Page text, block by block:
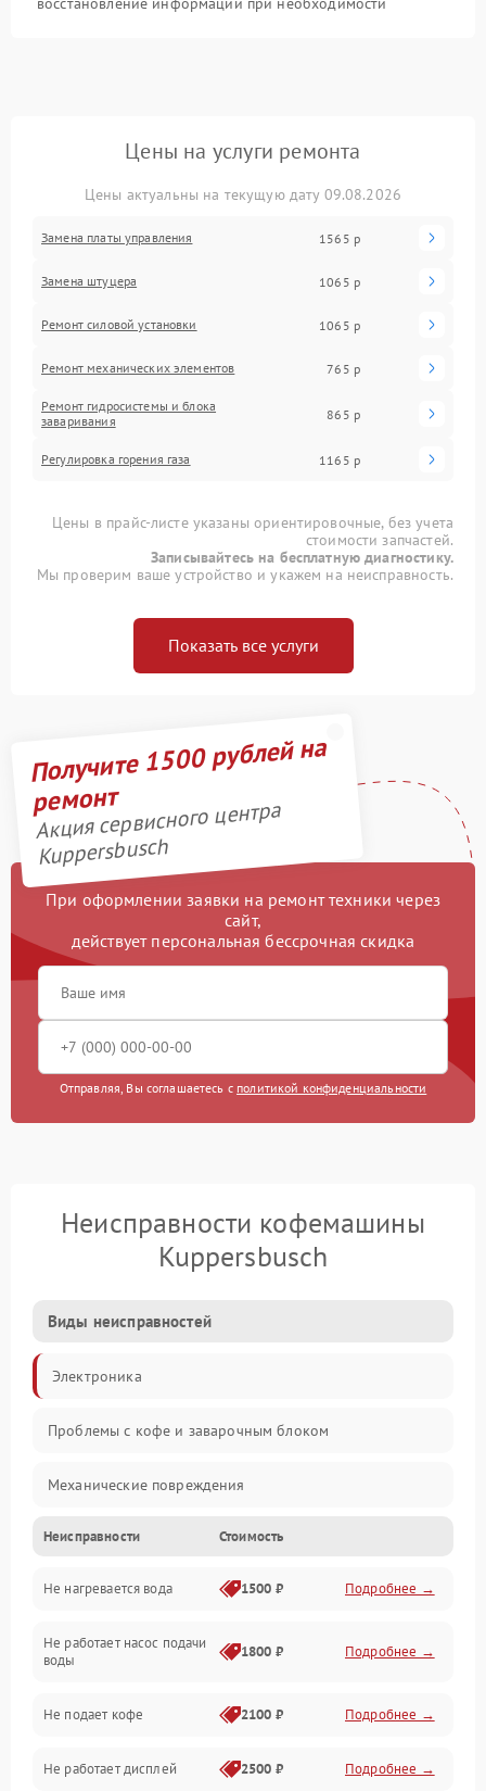
Цены на услуги ремонта
Цены актуальны на текущую дату 09.08.2026
Замена платы управления 1565 р
Замена штуцера 1065 р
Ремонт силовой установки 1065 р
Ремонт механических элементов 765 р
Ремонт гидросистемы и блока
заваривания
865 р
Регулировка горения газа 1165 р
Цены в прайс-листе указаны ориентировочные, без учета
стоимости запчастей.
Записывайтесь на бесплатную диагностику.
Мы проверим ваше устройство и укажем на неисправность.
Показать все услуги
Получите 1500 рублей на
ремонт
Акция сервисного центра
Kuppersbusch
При оформлении заявки на ремонт техники через
сайт,
действует персональная бессрочная скидка
Отправляя, Вы соглашаетесь с политикой конфиденциальности
Неисправности кофемашины
Kuppersbusch
Виды неисправностей
Электроника
Проблемы с кофе и заварочным блоком
Механические повреждения
Прочие неисправности
Включение и работа
Проблемы с водой
Проблемы с капучинатором и паром
Управление и электроника
Неисправности Стоимость
Не нагревается вода 1500 ₽ Подробнее →
Не работает насос подачи
воды
1800 ₽ Подробнее →
Не подает кофе 2100 ₽ Подробнее →
Не работает дисплей 2500 ₽ Подробнее →